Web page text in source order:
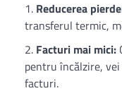
Reducerea
transferul termic,
Facturi mai mici:
pentru încălzire,
facturi.